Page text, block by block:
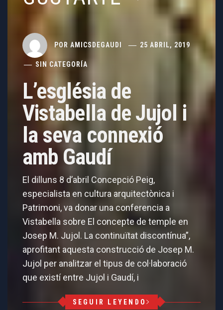
POR AMICSDEGAUDI 25 ABRIL, 2019
SIN CATEGORÍA
L’església de
Vistabella de Jujol i
la seva connexió
amb Gaudí
El dilluns 8 d’abril Concepció Peig,
especialista en cultura arquitectònica i
Patrimoni, va donar una conferencia a
Vistabella sobre El concepte de temple en
Josep M. Jujol. La continuïtat discontínua”,
aprofitant aquesta construcció de Josep M.
Jujol per analitzar el tipus de col·laboració
que existí entre Jujol i Gaudí, i
SEGUIR LEYENDO